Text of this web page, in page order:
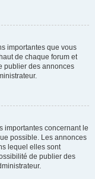
importantes que vous
de chaque forum et
publier des annonces
importantes concernant le
possible. Les annonces
lequel elles sont
de publier des